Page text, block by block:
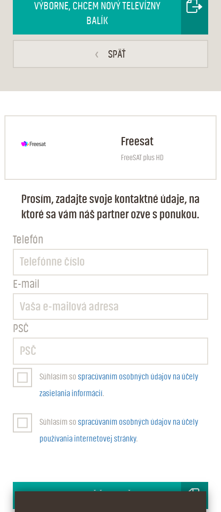
‹ SPÄŤ
VÝBORNE, CHCEM NOVÝ TELEVÍZNY
BALÍK
Freesat
FreeSAT plus HD
Prosím, zadajte svoje kontaktné údaje, na
ktoré sa vám náš partner ozve s ponukou.
Telefón
E-mail
PSČ
Súhlasím sospracúvaním osobných údajov na účely
zasielania informácií.
Súhlasím sospracúvaním osobných údajov na účely
používania internetovej stránky.